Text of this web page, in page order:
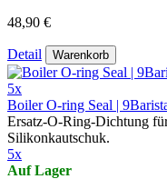
48,90 €
Detail Warenkorb
5x
Boiler O-ring Seal |
Ersatz-O-Ring-Dichtung
Silikonkautschuk.
5x
Auf Lager